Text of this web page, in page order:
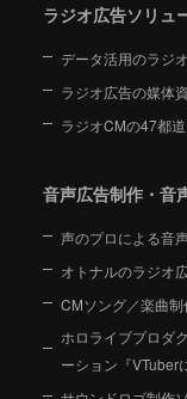
ラジオ広告ソリュ
データ活用のラジ
ラジオ広告の媒体
ラジオCMの47都
音声広告制作・音
声のプロによる音
オトナルのラジオ
CMソング／楽曲制
ホロライブプロダ
ーション 『VTuber